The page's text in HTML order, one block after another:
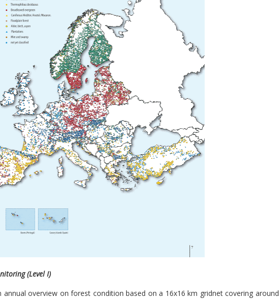
(Level I)
annual overview on forest condition based on a 16x16 km gridnet covering around